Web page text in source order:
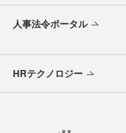
人事法令ポータル
HRテクノロジー